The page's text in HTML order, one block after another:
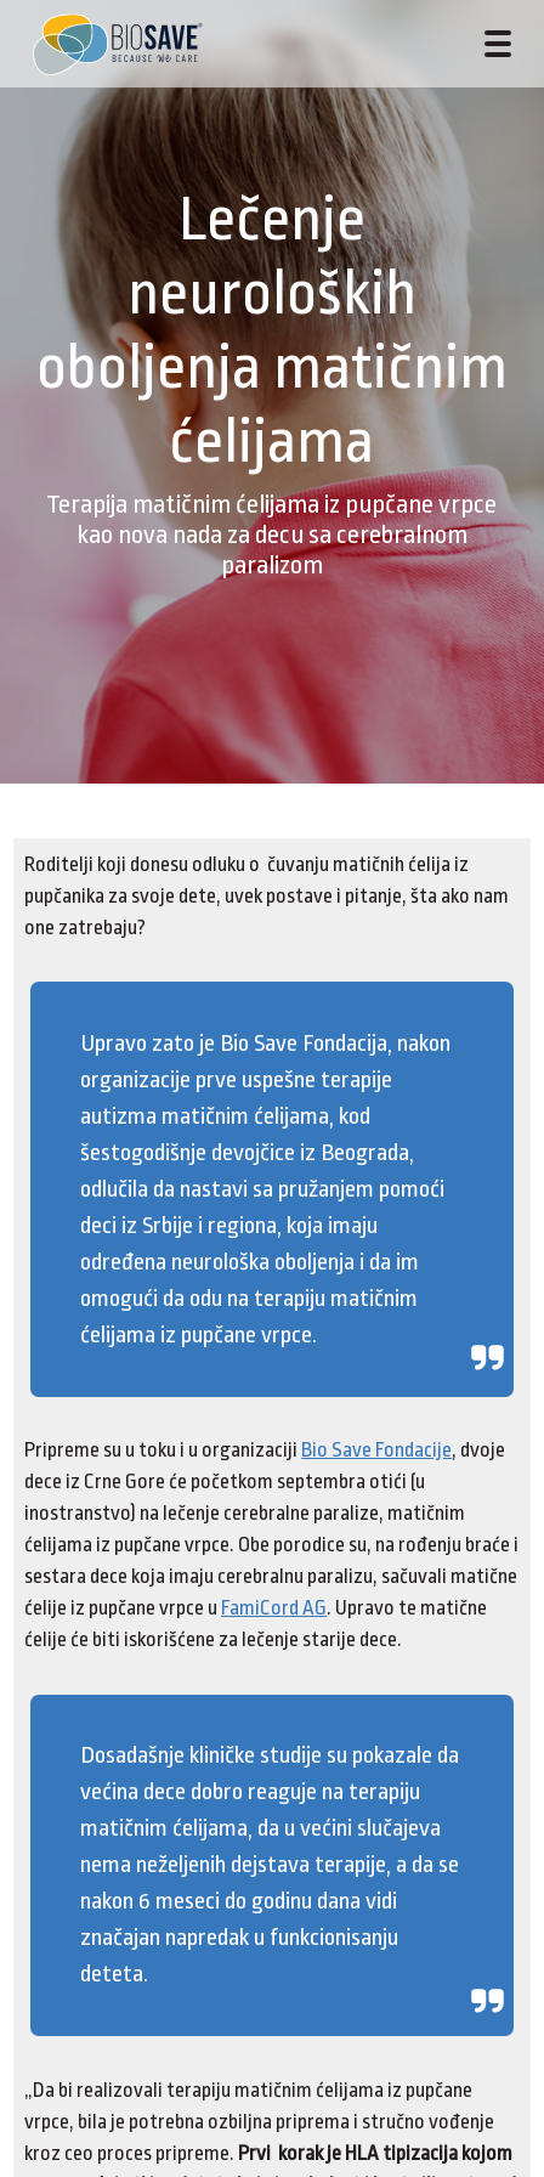
Lečenje
neuroloških
oboljenja matičnim
ćelijama
Terapija matičnim ćelijama iz pupčane vrpce
kao nova nada za decu sa cerebralnom
paralizom
Roditelji koji donesu odluku o čuvanju matičnih ćelija iz
pupčanika za svoje dete, uvek postave i pitanje, šta ako nam
one zatrebaju?
Upravo zato je Bio Save Fondacija, nakon
organizacije prve uspešne terapije
autizma matičnim ćelijama, kod
šestogodišnje devojčice iz Beograda,
odlučila da nastavi sa pružanjem pomoći
deci iz Srbije i regiona, koja imaju
određena neurološka oboljenja i da im
omogući da odu na terapiju matičnim
ćelijama iz pupčane vrpce.
Pripreme su u toku i u organizaciji Bio Save Fondacije, dvoje
dece iz Crne Gore će početkom septembra otići (u
inostranstvo) na lečenje cerebralne paralize, matičnim
ćelijama iz pupčane vrpce. Obe porodice su, na rođenju braće i
sestara dece koja imaju cerebralnu paralizu, sačuvali matične
ćelije iz pupčane vrpce u FamiCord AG. Upravo te matične
ćelije će biti iskorišćene za lečenje starije dece.
Dosadašnje kliničke studije su pokazale da
većina dece dobro reaguje na terapiju
matičnim ćelijama, da u većini slučajeva
nema neželjenih dejstava terapije, a da se
nakon 6 meseci do godinu dana vidi
značajan napredak u funkcionisanju
deteta.
„Da bi realizovali terapiju matičnim ćelijama iz pupčane
vrpce, bila je potrebna ozbiljna priprema i stručno vođenje
kroz ceo proces pripreme. Prvi korak je HLA tipizacija kojom